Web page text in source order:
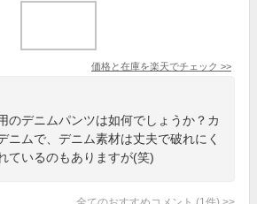
価格と在庫を楽天でチェック >>
のデニムパンツは如何でしょうか？カ
ニムで、デニム素材は丈夫で破れにく
ているのもありますが(笑)
全てのおすすめコメント (1 件) >